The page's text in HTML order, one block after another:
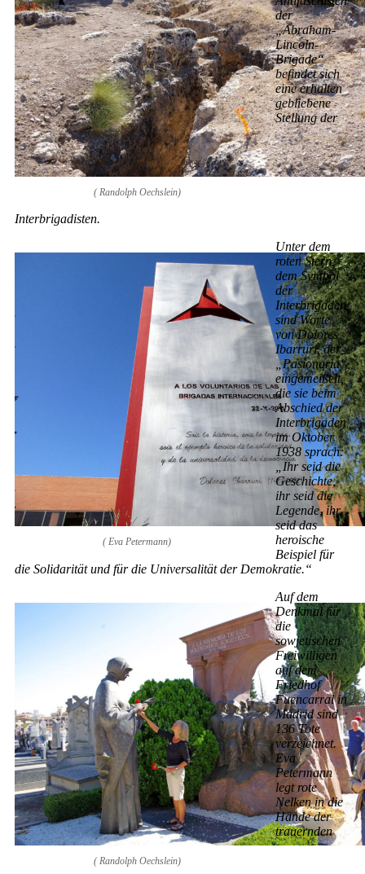
( Randolph Oechslein)
der
„Abraham-
Lincoln-
Brigade“
befindet sich
eine erhalten
gebliebene
Stellung der
Interbrigadisten.
( Eva Petermann)
Unter dem
roten Stern,
dem Symbol
der
Interbrigaden,
sind Worte
von Dolores
Ibarruri, der
„Pasionaria“,
eingemeißelt,
die sie beim
Abschied der
Interbrigaden
im Oktober
1938 sprach:
„Ihr seid die
Geschichte,
ihr seid die
Legende, ihr
seid das
heroische
Beispiel für
die Solidarität und für die Universalität der Demokratie.“
( Randolph Oechslein)
Auf dem
Denkmal für
die
sowjetischen
Freiwilligen
auf dem
Friedhof
Fuencarral in
Madrid sind
136 Tote
verzeichnet.
Eva
Petermann
legt rote
Nelken in die
Hände der
trauernden